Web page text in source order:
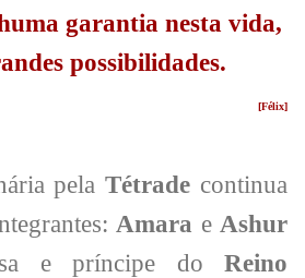
garantia nesta vida,
possibilidades.
[Félix]
pelaTétrade continua
Amara e Ashur
e príncipe do Reino